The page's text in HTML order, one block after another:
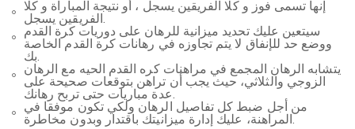
إنها تسمى فوز و كلا الفريقين يسجل ، أو نتيجة المباراة و كلا
الفريقين يسجل.
سيتعين عليك تحديد ميزانية للرهان على دوريات كرة القدم
ووضع حد للإنفاق لا يتم تجاوزه في رهانات كرة القدم الخاصة
بك.
يتشابه الرهان المجمع في مراهنات كره القدم الحيه مع الرهان
الزوجي والثلاثي، حيث يجب أن تراهن بتوقعات صحيحة على
عدة مباريات حتى تربح رهانك.
من أجل ضبط كل تفاصيل الرهان ولكي تكون موفقا في
المراهنة، عليك إدارة ميزانيتك باقتدار وبدون مخاطرة.